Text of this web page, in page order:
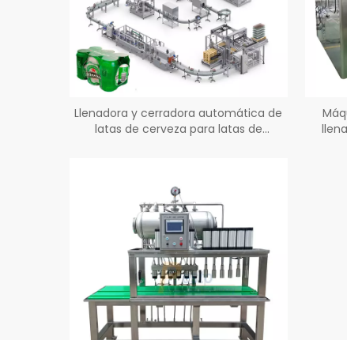
Llenadora y cerradora automática de
latas de cerveza para latas de